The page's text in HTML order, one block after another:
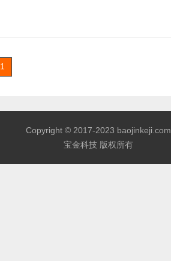
1
Copyright © 2017-2023 baojinkeji.com
宝金科技 版权所有